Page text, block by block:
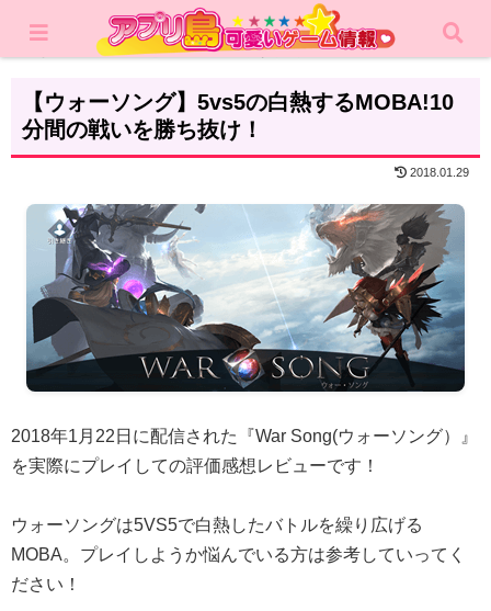
レビュー アクション
【ウォーソング】5vs5の白熱するMOBA!10
分間の戦いを勝ち抜け！
2018.01.29
2018年1月22日に配信された『War Song(ウォーソング）』
を実際にプレイしての評価感想レビューです！
ウォーソングは5VS5で白熱したバトルを繰り広げる
MOBA。プレイしようか悩んでいる方は参考していってく
ださい！